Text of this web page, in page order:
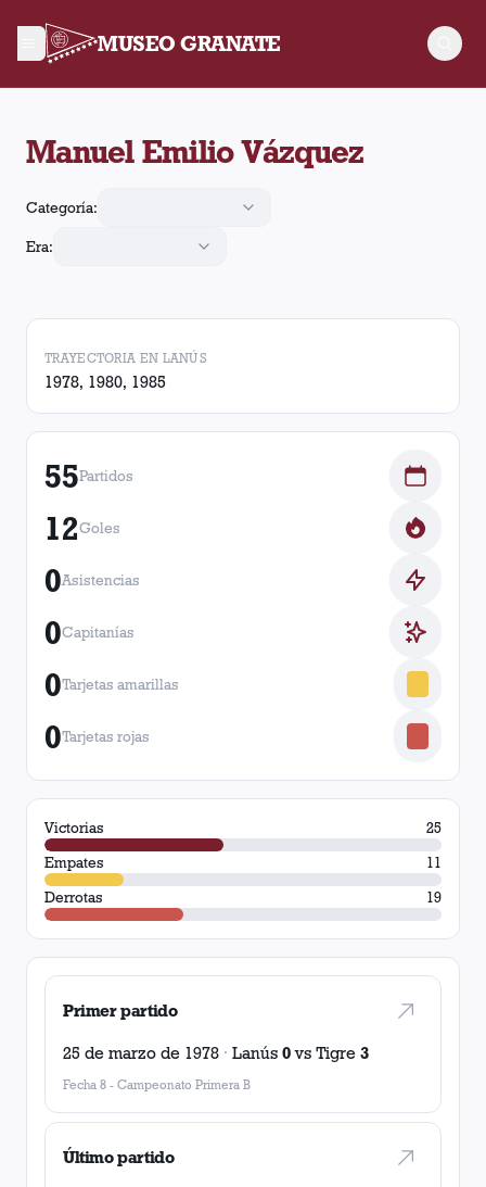
MUSEO GRANATE
Manuel Emilio Vázquez
Categoría:
Era:
TRAYECTORIA EN LANÚS
1978, 1980, 1985
55Partidos
12Goles
0Asistencias
0Capitanías
0Tarjetas amarillas
0Tarjetas rojas
Victorias
25
Empates
11
Derrotas
19
Primer partido
25 de marzo de 1978 · Lanús 0vs Tigre 3
Fecha 8 - Campeonato Primera B
Último partido